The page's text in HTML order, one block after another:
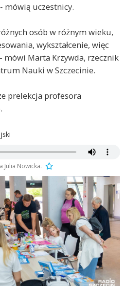
mówią uczestnicy.
osób w różnym wieku,
wykształcenie, więc
mówi Marta Krzywda, rzecznik
Nauki w Szczecinie.
prelekcja profesora
Julia Nowicka.